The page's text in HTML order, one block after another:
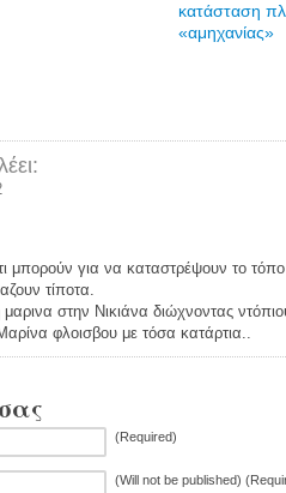
κατάσταση
«αμηχανίας»
μπορούν για να καταστρέψουν το
τίποτα.
μαρινα στην Νικιάνα διώχνοντας
φλοισβου με τόσα κατάρτια..
(Required)
(Will not be published)